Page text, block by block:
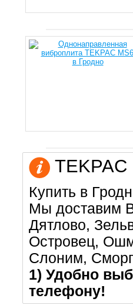
TEKPAC
Купить в
Мы доставим
Дятлово,
Островец,
Слоним,
1) Удобно
телефону!